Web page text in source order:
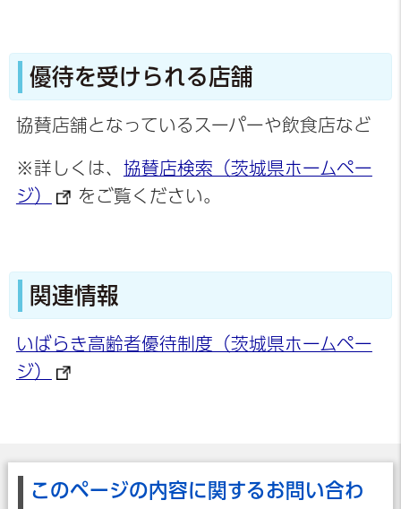
優待を受けられる店舗
協賛店舗となっているスーパーや飲食店など
※詳しくは、 協賛店検索（茨城県ホームペー
ジ）
をご覧ください。
関連情報
いばらき高齢者優待制度（茨城県ホームペー
ジ）
このページの内容に関するお問い合わ